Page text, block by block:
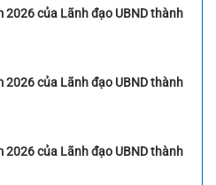
2026 của Lãnh đạo UBND thành
2026 của Lãnh đạo UBND thành
2026 của Lãnh đạo UBND thành